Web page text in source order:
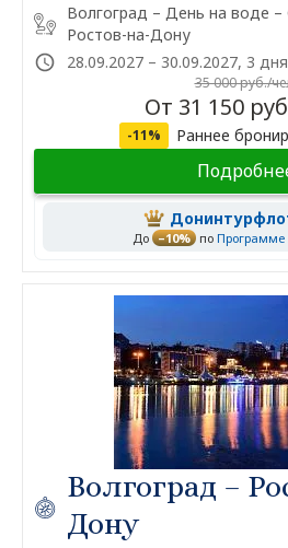
Волгоград – День на воде –
Ростов-на-Дону
28.09.2027 – 30.09.2027, 3
35 000 руб./
От 31 150
-11% Раннее
До –10% по Программе
Волгоград –
Дону